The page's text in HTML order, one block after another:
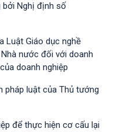
Nghị định số
Luật Giáo dục nghề
nước đối với doanh
doanh nghiệp
pháp luật của Thủ tướng
để thực hiện cơ cấu lại